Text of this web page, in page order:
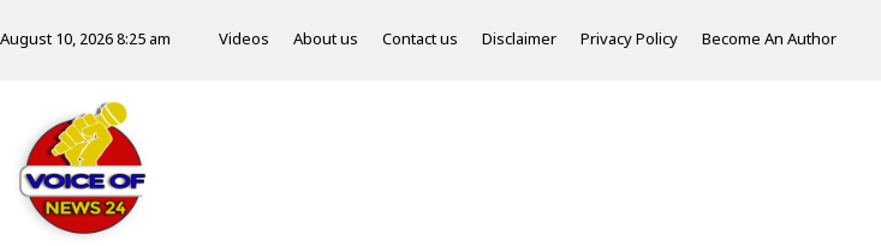
August 10, 2026 8:25 am Videos About us Contact us Disclaimer Privacy Policy Become An Author